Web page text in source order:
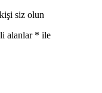
siz olun
alanlar * ile